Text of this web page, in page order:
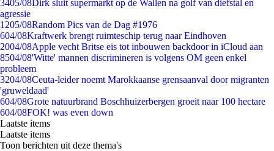
3405/08Dirk sluit supermarkt op de Wallen na golf van diefstal en
agressie
1205/08Random Pics van de Dag #1976
604/08Kraftwerk brengt ruimteschip terug naar Eindhoven
2004/08Apple vecht Britse eis tot inbouwen backdoor in iCloud aan
8504/08'Witte' mannen discrimineren is volgens OM geen enkel
probleem
3204/08Ceuta-leider noemt Marokkaanse grensaanval door migranten
'gruweldaad'
604/08Grote natuurbrand Boschhuizerbergen groeit naar 100 hectare
604/08FOK! was even down
Laatste items
Laatste items
Toon berichten uit deze thema's